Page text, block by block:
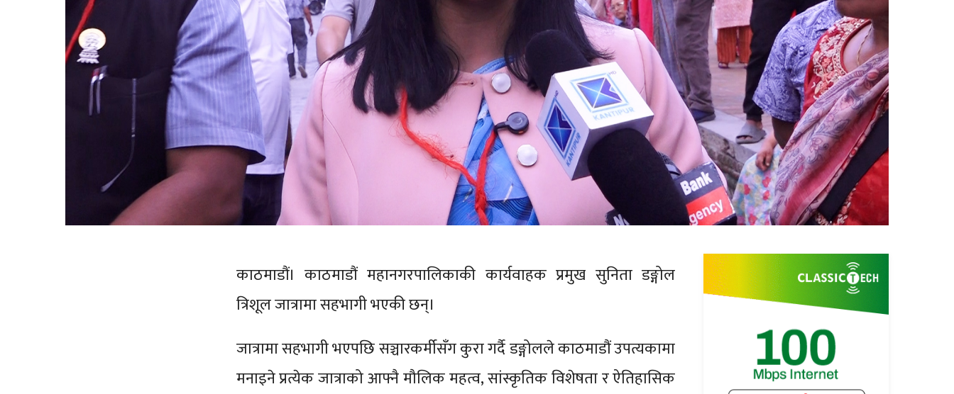
काठमाडौं। काठमाडौं महानगरपालिकाकी कार्यवाहक प्रमुख सुनिता डङ्गोल
त्रिशूल जात्रामा सहभागी भएकी छन्।
जात्रामा सहभागी भएपछि सञ्चारकर्मीसँग कुरा गर्दै डङ्गोलले काठमाडौं उपत्यकामा
मनाइने प्रत्येक जात्राको आफ्नै मौलिक महत्व, सांस्कृतिक विशेषता र ऐतिहासिक